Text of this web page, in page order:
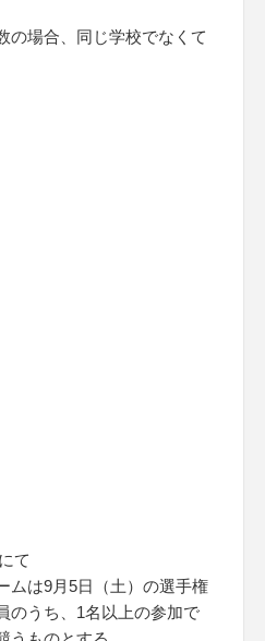
の場合、同じ学校でなくて
て
ムは9月5日（土）の選手権
のうち、1名以上の参加で